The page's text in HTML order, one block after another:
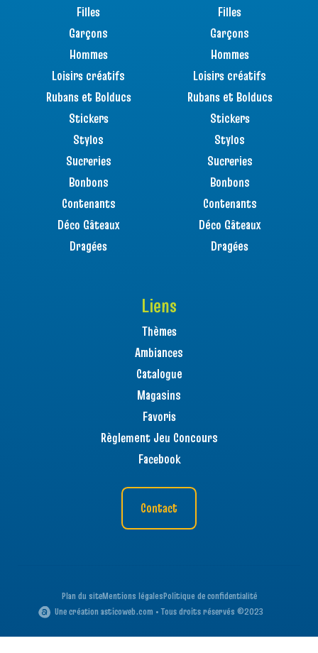
Filles
Garçons
Hommes
Loisirs créatifs
Rubans et Bolducs
Stickers
Stylos
Sucreries
Bonbons
Contenants
Déco Gâteaux
Dragées
Filles
Garçons
Hommes
Loisirs créatifs
Rubans et Bolducs
Stickers
Stylos
Sucreries
Bonbons
Contenants
Déco Gâteaux
Dragées
Liens
Thèmes
Ambiances
Catalogue
Magasins
Favoris
Règlement Jeu Concours
Facebook
Contact
Plan du siteMentions légalesPolitique de confidentialité
Une création asticoweb.com • Tous droits réservés ©2023